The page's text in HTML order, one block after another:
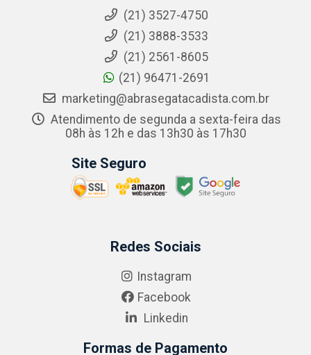
(21) 3527-4750
(21) 3888-3533
(21) 2561-8605
(21) 96471-2691
marketing@abrasegatacadista.com.br
Atendimento de segunda a sexta-feira das
08h às 12h e das 13h30 às 17h30
Site Seguro
Redes Sociais
Instagram
Facebook
Linkedin
Formas de Pagamento